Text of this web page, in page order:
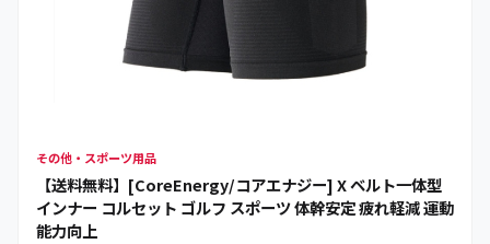
その他・スポーツ用品
【送料無料】[CoreEnergy/コアエナジー] X ベルト一体型
インナー コルセット ゴルフ スポーツ 体幹安定 疲れ軽減 運動
能力向上